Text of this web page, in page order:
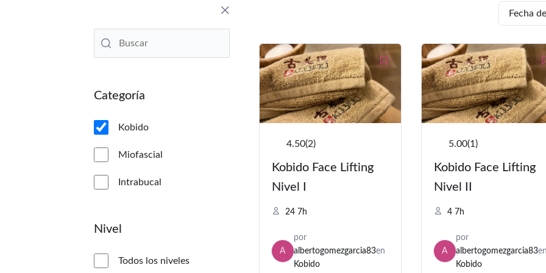
Categoría
Kobido
Miofascial
Intrabucal
Nivel
Todos los niveles
4.50(2)
Kobido Face Lifting
Nivel I
24 7h
A
por
albertogomezgarcia83en
Kobido
El
precio
original
era:
250,00 €.
El
precio
actual
es:
149,00 €.
5.00(1)
Kobido Face Lifting
Nivel II
4 7h
A
por
albertogomezgarcia83
Kobido
El
precio
original
era:
250,00 €.
El
precio
actual
es:
149,00 €.